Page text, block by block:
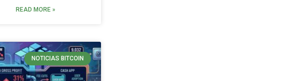
READ MORE »
NOTICIAS BITCOIN